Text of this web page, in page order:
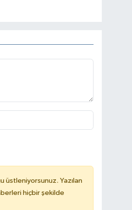
üstleniyorsunuz. Yazılan
hiçbir şekilde